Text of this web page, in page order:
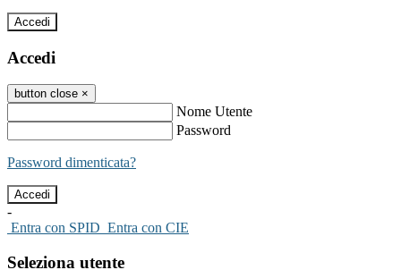
Accedi
Accedi
button close ×
Nome Utente
Password
Password dimenticata?
-
Entra con SPID Entra con CIE
Seleziona utente